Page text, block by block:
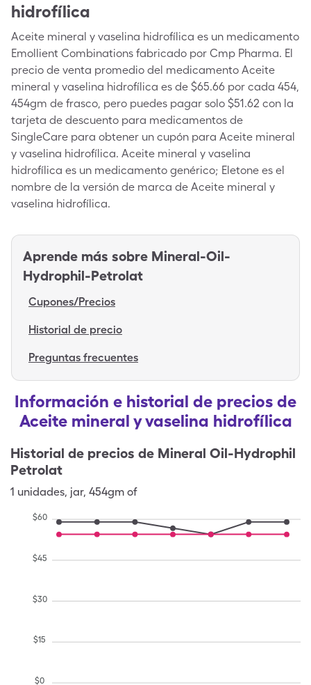
hidrofílica
Aceite mineral y vaselina hidrofílica es un medicamento
Emollient Combinations fabricado por Cmp Pharma. El
precio de venta promedio del medicamento Aceite
mineral y vaselina hidrofílica es de $65.66 por cada 454,
454gm de frasco, pero puedes pagar solo $51.62 con la
tarjeta de descuento para medicamentos de
SingleCare para obtener un cupón para Aceite mineral
y vaselina hidrofílica. Aceite mineral y vaselina
hidrofílica es un medicamento genérico; Eletone es el
nombre de la versión de marca de Aceite mineral y
vaselina hidrofílica.
Aprende más sobre Mineral-Oil-
Hydrophil-Petrolat
Cupones/Precios
Historial de precio
Preguntas frecuentes
Información e historial de precios de
Aceite mineral y vaselina hidrofílica
Historial de precios de Mineral Oil-Hydrophil
Petrolat
1 unidades, jar, 454gm of
$0
$15
$30
$45
$60